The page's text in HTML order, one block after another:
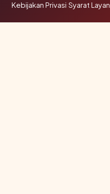
Kebijakan Privasi·Syarat